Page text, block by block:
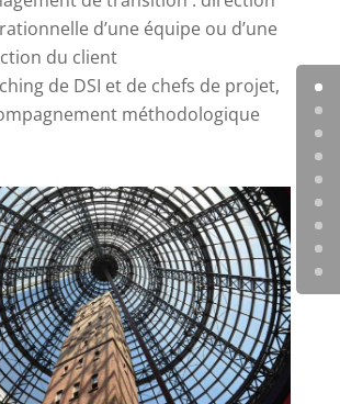
d’une équipe ou d’une
du client
de DSI et de chefs de projet,
méthodologique